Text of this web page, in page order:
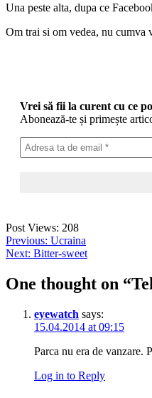
Una peste alta, dupa ce
Om trai si om vedea, nu cumva
Vrei să fii la curent cu ce
Abonează-te și primește
Post Views: 208
Post
navigation
Previous: Ucraina
Next: Bitter-sweet
One thought on “
eyewatch says:
15.04.2014 at 09:15
Parca nu era de vanzare.
Log in to Reply